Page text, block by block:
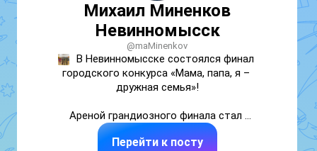
Михаил Миненков
Невинномысск
@maMinenkov
В Невинномысске состоялся финал
городского конкурса «Мама, папа, я –
дружная семья»!
спортивно-культурный комплекс «Олимп»
Мероприятие состоялось в честь
Перейти к посту